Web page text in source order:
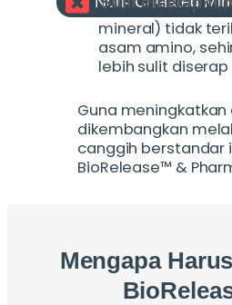
Mineral biasa
mineral) tidak
asam amino,
lebih sulit
Guna
dikembangkan
canggih berstandar
BioRelease™ &
Mengapa